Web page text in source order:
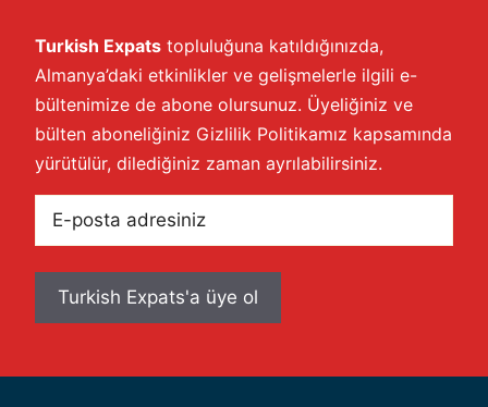
Turkish Expats topluluğuna katıldığınızda,
Almanya’daki etkinlikler ve gelişmelerle ilgili e-
bültenimize de abone olursunuz. Üyeliğiniz ve
bülten aboneliğiniz Gizlilik Politikamız kapsamında
yürütülür, dilediğiniz zaman ayrılabilirsiniz.
posta
adresiniz